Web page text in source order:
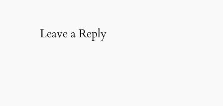
Leave a Reply